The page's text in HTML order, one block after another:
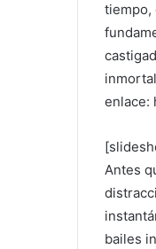
tiempo,
enlace:
Antes
bailes